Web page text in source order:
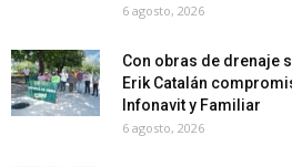
6 agosto, 2026
Con obras de drenaje
Erik Catalán
Infonavit y Familiar
6 agosto, 2026